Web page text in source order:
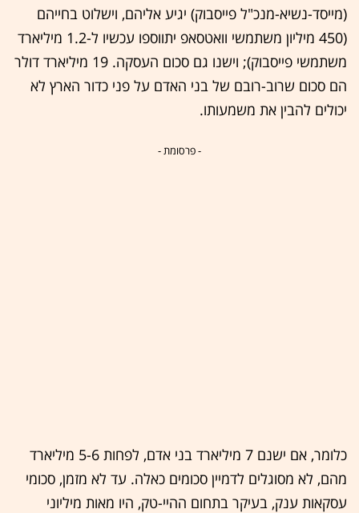
(מייסד-נשיא-מנכ"ל פייסבוק) יגיע אליהם, וישלוט בחייהם
(450 מיליון משתמשי וואטסאפ יתווספו עכשיו ל-1.2 מיליארד
משתמשי פייסבוק); וישנו גם סכום העסקה. 19 מיליארד דולר
הם סכום שרוב-רובם של בני האדם על פני כדור הארץ לא
יכולים להבין את משמעותו.
- פרסומת -
כלומר, אם ישנם 7 מיליארד בני אדם, לפחות 5-6 מיליארד
מהם, לא מסוגלים לדמיין סכומים כאלה. עד לא מזמן, סכומי
עסקאות ענק, בעיקר בתחום ההיי-טק, היו מאות מיליוני